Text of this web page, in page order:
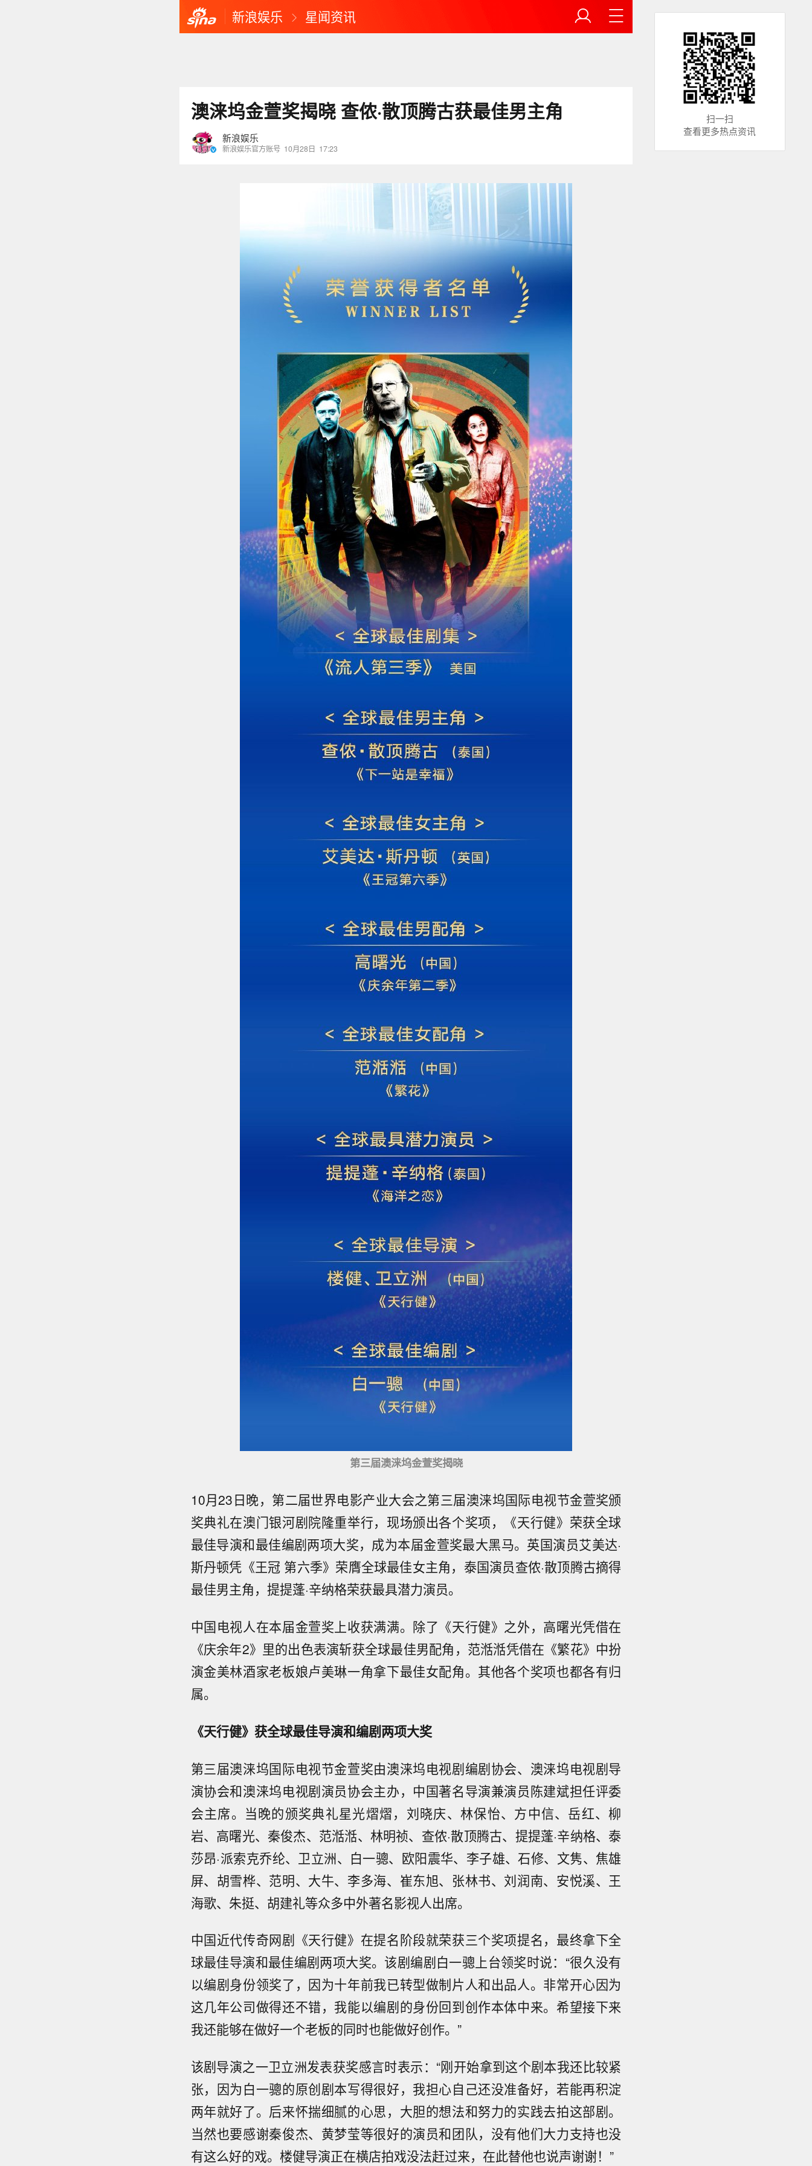
新浪娱乐 星闻资讯
澳涞坞金萱奖揭晓 查侬·散顶腾古获最佳男主角
新浪娱乐
新浪娱乐官方账号 10月28日 17:23
第三届澳涞坞金萱奖揭晓
10月23日晚，第二届世界电影产业大会之第三届澳涞坞国际电视节金萱奖颁
奖典礼在澳门银河剧院隆重举行，现场颁出各个奖项，《天行健》荣获全球
最佳导演和最佳编剧两项大奖，成为本届金萱奖最大黑马。英国演员艾美达·
斯丹顿凭《王冠 第六季》荣膺全球最佳女主角，泰国演员查侬·散顶腾古摘得
最佳男主角，提提蓬·辛纳格荣获最具潜力演员。
中国电视人在本届金萱奖上收获满满。除了《天行健》之外，高曙光凭借在
《庆余年2》里的出色表演斩获全球最佳男配角，范湉湉凭借在《繁花》中扮
演金美林酒家老板娘卢美琳一角拿下最佳女配角。其他各个奖项也都各有归
属。
《天行健》获全球最佳导演和编剧两项大奖
第三届澳涞坞国际电视节金萱奖由澳涞坞电视剧编剧协会、澳涞坞电视剧导
演协会和澳涞坞电视剧演员协会主办，中国著名导演兼演员陈建斌担任评委
会主席。当晚的颁奖典礼星光熠熠，刘晓庆、林保怡、方中信、岳红、柳
岩、高曙光、秦俊杰、范湉湉、林明祯、查侬·散顶腾古、提提蓬·辛纳格、泰
莎昂·派索克乔纶、卫立洲、白一骢、欧阳震华、李子雄、石修、文隽、焦雄
屏、胡雪桦、范明、大牛、李多海、崔东旭、张林书、刘润南、安悦溪、王
海歌、朱挺、胡建礼等众多中外著名影视人出席。
中国近代传奇网剧《天行健》在提名阶段就荣获三个奖项提名，最终拿下全
球最佳导演和最佳编剧两项大奖。该剧编剧白一骢上台领奖时说：“很久没有
以编剧身份领奖了，因为十年前我已转型做制片人和出品人。非常开心因为
这几年公司做得还不错，我能以编剧的身份回到创作本体中来。希望接下来
我还能够在做好一个老板的同时也能做好创作。”
该剧导演之一卫立洲发表获奖感言时表示：“刚开始拿到这个剧本我还比较紧
张，因为白一骢的原创剧本写得很好，我担心自己还没准备好，若能再积淀
两年就好了。后来怀揣细腻的心思，大胆的想法和努力的实践去拍这部剧。
当然也要感谢秦俊杰、黄梦莹等很好的演员和团队，没有他们大力支持也没
有这么好的戏。楼健导演正在横店拍戏没法赶过来，在此替他也说声谢谢！”
扫一扫
查看更多热点资讯